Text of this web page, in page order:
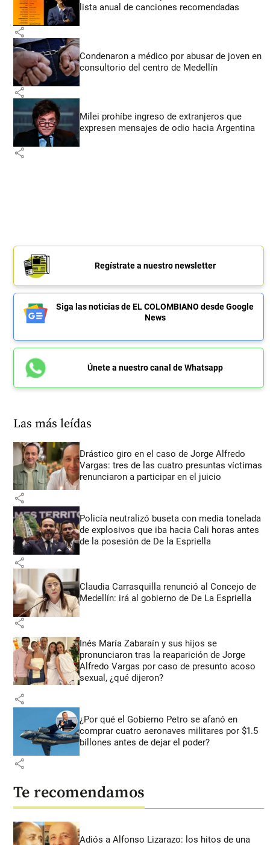
lista anual de canciones recomendadas
share
Condenaron a médico por abusar de joven en
consultorio del centro de Medellín
share
Milei prohíbe ingreso de extranjeros que
expresen mensajes de odio hacia Argentina
share
Regístrate a nuestro newsletter
Siga las noticias de EL COLOMBIANO desde Google
News
Únete a nuestro canal de Whatsapp
Las más leídas
Drástico giro en el caso de Jorge Alfredo
Vargas: tres de las cuatro presuntas víctimas
renunciaron a participar en el juicio
share
Policía neutralizó buseta con media tonelada
de explosivos que iba hacia Cali horas antes
de la posesión de De la Espriella
share
Claudia Carrasquilla renunció al Concejo de
Medellín: irá al gobierno de De La Espriella
share
Inés María Zabaraín y sus hijos se
pronunciaron tras la reaparición de Jorge
Alfredo Vargas por caso de presunto acoso
sexual, ¿qué dijeron?
share
¿Por qué el Gobierno Petro se afanó en
comprar cuatro aeronaves militares por $1.5
billones antes de dejar el poder?
share
Te recomendamos
Adiós a Alfonso Lizarazo: los hitos de una